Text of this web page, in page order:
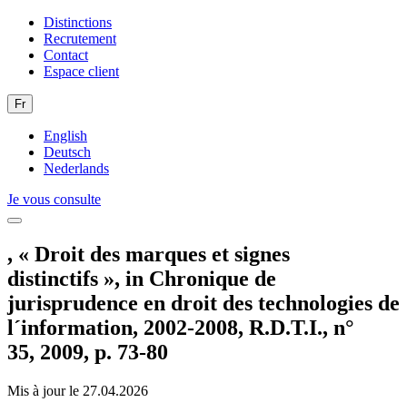
Distinctions
Recrutement
Contact
Espace client
Fr
English
Deutsch
Nederlands
Je vous consulte
, « Droit des marques et signes
distinctifs », in Chronique de
jurisprudence en droit des technologies de
l´information, 2002-2008, R.D.T.I., n°
35, 2009, p. 73-80
Mis à jour le 27.04.2026